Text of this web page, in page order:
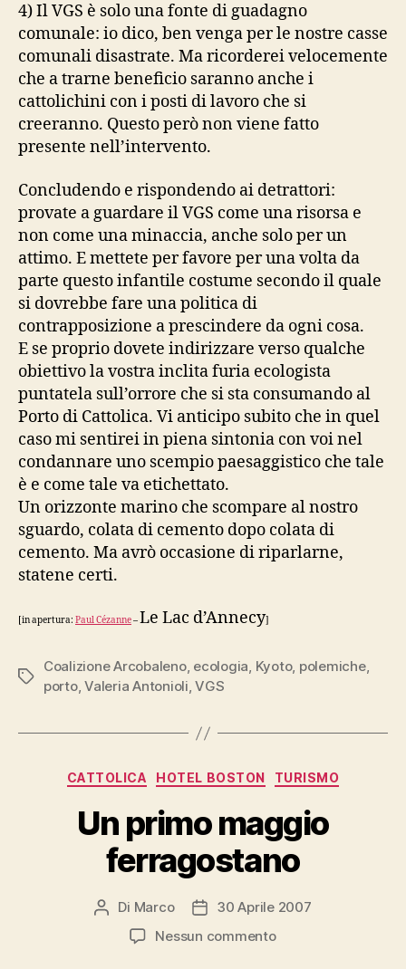
4) Il VGS è solo una fonte di guadagno
comunale: io dico, ben venga per le nostre casse
comunali disastrate. Ma ricorderei velocemente
che a trarne beneficio saranno anche i
cattolichini con i posti di lavoro che si
creeranno. Questo però non viene fatto
presente nell’intervento.
Concludendo e rispondendo ai detrattori:
provate a guardare il VGS come una risorsa e
non come una minaccia, anche solo per un
attimo. E mettete per favore per una volta da
parte questo infantile costume secondo il quale
si dovrebbe fare una politica di
contrapposizione a prescindere da ogni cosa.
E se proprio dovete indirizzare verso qualche
obiettivo la vostra inclita furia ecologista
puntatela sull’orrore che si sta consumando al
Porto di Cattolica. Vi anticipo subito che in quel
caso mi sentirei in piena sintonia con voi nel
condannare uno scempio paesaggistico che tale
è e come tale va etichettato.
Un orizzonte marino che scompare al nostro
sguardo, colata di cemento dopo colata di
cemento. Ma avrò occasione di riparlarne,
statene certi.
[in apertura: Paul Cézanne–Le Lac d’Annecy]
Tag
Coalizione Arcobaleno, ecologia, Kyoto, polemiche,
porto,Valeria Antonioli,VGS
Categorie
CATTOLICA HOTEL BOSTON TURISMO
Un primo maggio
ferragostano
Autore
articolo
Di Marco
Data30 Aprile 2007
Nessun commentosu